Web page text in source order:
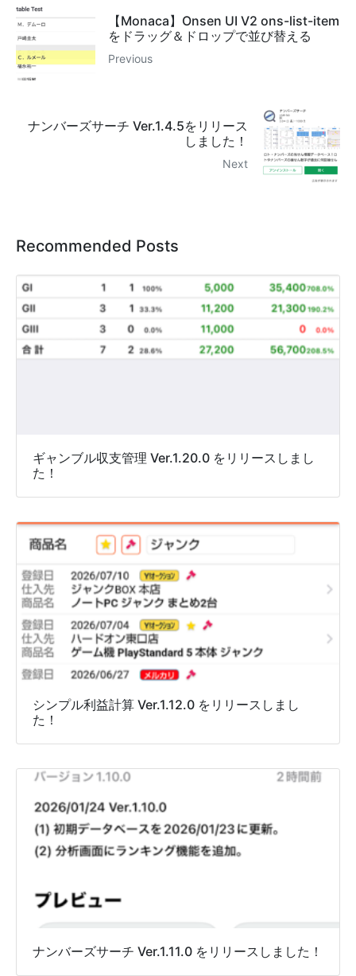
【Monaca】Onsen UI V2 ons-list-item
をドラッグ＆ドロップで並び替える
Previous
ナンバーズサーチ Ver.1.4.5をリリース
しました！
Next
Recommended Posts
ギャンブル収支管理 Ver.1.20.0 をリリースしまし
た！
シンプル利益計算 Ver.1.12.0 をリリースしまし
た！
ナンバーズサーチ Ver.1.11.0 をリリースしました！